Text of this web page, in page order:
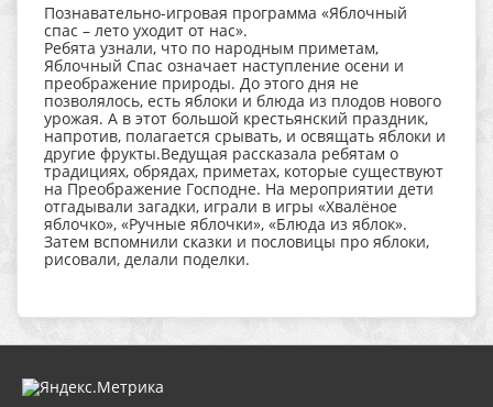
Познавательно-игровая программа «Яблочный
спас – лето уходит от нас».
Ребята узнали, что по народным приметам,
Яблочный Спас означает наступление осени и
преображение природы. До этого дня не
позволялось, есть яблоки и блюда из плодов нового
урожая. А в этот большой крестьянский праздник,
напротив, полагается срывать, и освящать яблоки и
другие фрукты.Ведущая рассказала ребятам о
традициях, обрядах, приметах, которые существуют
на Преображение Господне. На мероприятии дети
отгадывали загадки, играли в игры «Хвалёное
яблочко», «Ручные яблочки», «Блюда из яблок».
Затем вспомнили сказки и пословицы про яблоки,
рисовали, делали поделки.